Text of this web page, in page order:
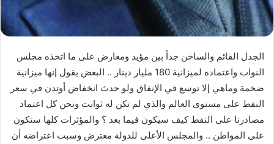
الجدل القائم والساخن جداً بين مؤيد ومعارض على ما اتخذه مجلس
النواب واعتماده لميزانية 180 مليار دينار .. البعض يقول إنها ميزانية
ضخمة وماهي إلا توسع في الإنفاق ولو حدث انخفاض أوتدن في سعر
النفط على مستوى العالم والذي لم تكن له ثوابت ونحن كل اعتماد
مصادرنا على النفط كيف سيكون فيما بعد ؟ والمؤثرات كلها ستكون
على المواطن .. والمجلس الأعلى للدولة معترض وسبب اعتراضه أن